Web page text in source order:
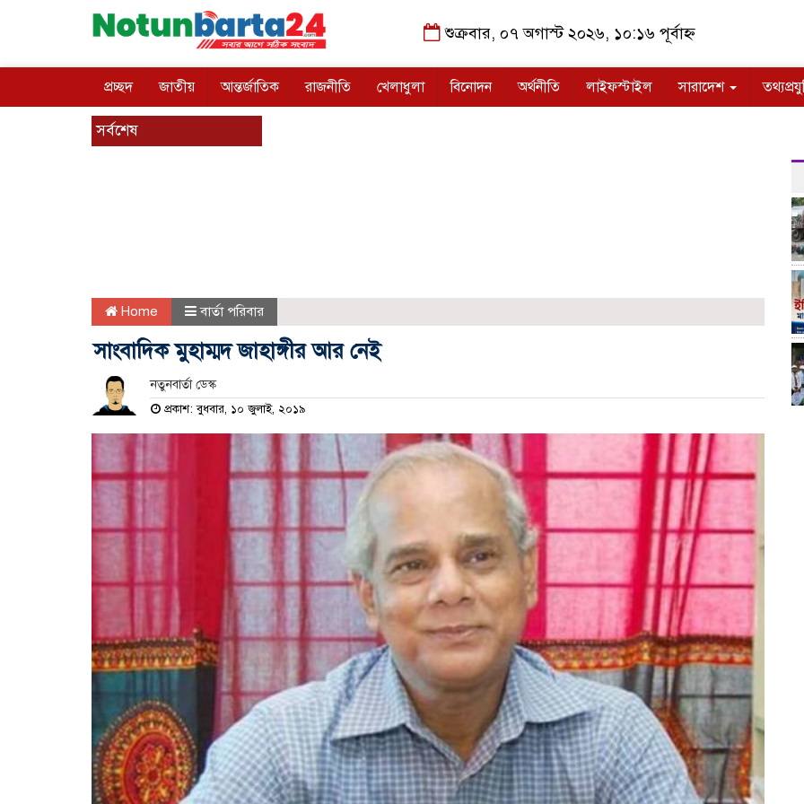
শুক্রবার, ০৭ অগাস্ট ২০২৬, ১০:১৬ পূর্বাহ্ন
প্রচ্ছদ জাতীয় আন্তর্জাতিক রাজনীতি খেলাধুলা বিনোদন অর্থনীতি লাইফস্টাইল সারাদেশ
সর্বশেষ
Home বার্তা পরিবার
সাংবাদিক মুহাম্মদ জাহাঙ্গীর আর নেই
নতুনবার্তা ডেস্ক
প্রকাশ: বুধবার, ১০ জুলাই, ২০১৯